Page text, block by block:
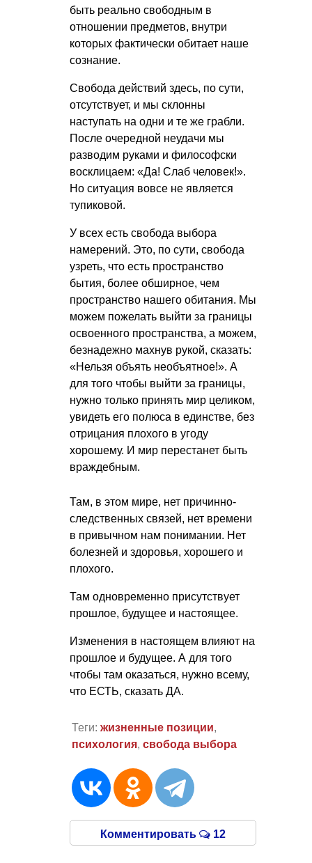
быть реально свободным в
отношении предметов, внутри
которых фактически обитает наше
сознание.
Свобода действий здесь, по сути,
отсутствует, и мы склонны
наступать на одни и те же грабли.
После очередной неудачи мы
разводим руками и философски
восклицаем: «Да! Слаб человек!».
Но ситуация вовсе не является
тупиковой.
У всех есть свобода выбора
намерений. Это, по сути, свобода
узреть, что есть пространство
бытия, более обширное, чем
пространство нашего обитания. Мы
можем пожелать выйти за границы
освоенного пространства, а можем,
безнадежно махнув рукой, сказать:
«Нельзя объять необъятное!». А
для того чтобы выйти за границы,
нужно только принять мир целиком,
увидеть его полюса в единстве, без
отрицания плохого в угоду
хорошему. И мир перестанет быть
враждебным.
Там, в этом мире, нет причинно-
следственных связей, нет времени
в привычном нам понимании. Нет
болезней и здоровья, хорошего и
плохого.
Там одновременно присутствует
прошлое, будущее и настоящее.
Изменения в настоящем влияют на
прошлое и будущее. А для того
чтобы там оказаться, нужно всему,
что ЕСТЬ, сказать ДА.
Теги: жизненные позиции,
психология, свобода выбора
Комментировать 12